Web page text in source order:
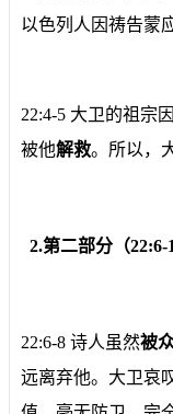
以色列人因祷告蒙
22:4-5 大卫的祖宗
被他解救。所以，
2.第二部分（22:6-
22:6-8 诗人虽然被
远离弃他。大卫哀